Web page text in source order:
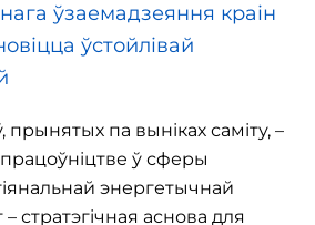
ўзаемадзеяння краін
ўстойлівай
па выніках саміту, –
ў сферы
энергетычнай
стратэгічная аснова для